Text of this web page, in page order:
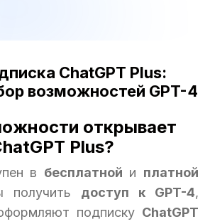
ChatGPT Plus:
возможностей GPT-4
открывает
Plus?
в бесплатной и платной
получить доступ к GPT-4,
подписку ChatGPT